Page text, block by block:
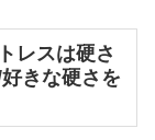
レスは硬さ
きな硬さを